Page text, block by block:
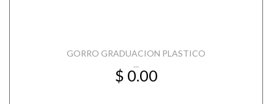
GORRO GRADUACION PLASTICO
...
$ 0.00